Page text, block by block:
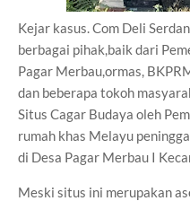
Kejar kasus. Com Deli
berbagai pihak,baik dari
Pagar Merbau,ormas,
dan beberapa tokoh
Situs Cagar Budaya oleh
rumah khas Melayu
di Desa Pagar Merbau I
Meski situs ini merupakan